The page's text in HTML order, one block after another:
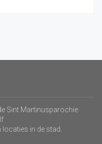
Sint Martinusparochie
in de stad.